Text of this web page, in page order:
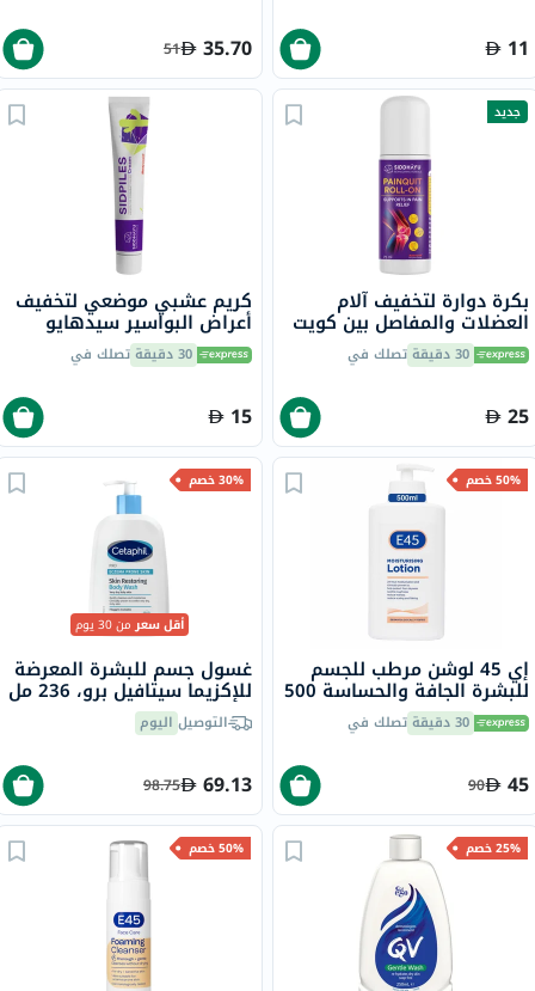
11
35.70
51
جديد
بكرة دوارة لتخفيف آلام
العضلات والمفاصل بين كويت
سيدهايو - 75 مل
30 دقيقة تصلك في
25
كريم عشبي موضعي لتخفيف
أعراض البواسير سيدهايو
سيدبايلز، 30 جرام
30 دقيقة تصلك في
15
50% خصم
إي 45 لوشن مرطب للجسم
للبشرة الجافة والحساسة 500
مل 30 دقيقة تصلك في
45
90
30% خصم
أقل سعرمن 30 يوم
غسول جسم للبشرة المعرضة
للإكزيما سيتافيل برو، 236 مل
التوصيل اليوم
69.13
98.75
25% خصم 50% خصم